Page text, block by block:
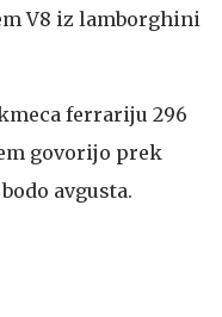
V8 iz lamborghini
ferrariju 296
govorijo prek
avgusta.